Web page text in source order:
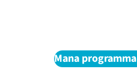
Mana programma